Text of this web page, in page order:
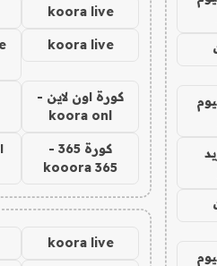
koora live
koora live
كورة اون لاين -
koora onl
كورة 365 -
kooora 365
koora live